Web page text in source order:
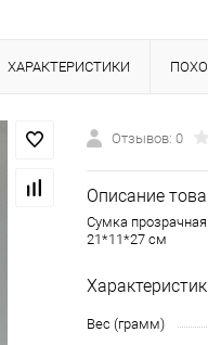
ХАРАКТЕРИСТИКИ
Отзывов: 0
Описание
Сумка
21*11*27 см
Вес (грамм)